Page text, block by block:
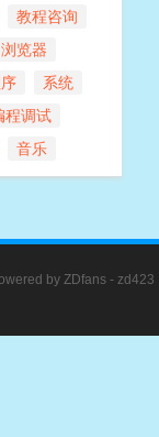
教程咨询
浏览器
系统
程调试
音乐
by ZDfans - zd423